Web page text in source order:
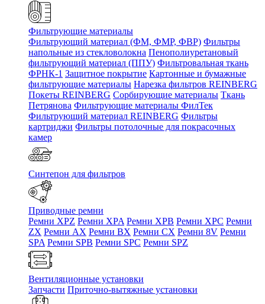
Фильтрующие материалы
Фильтрующий материал (ФМ, ФМР, ФВР) Фильтры
напольные из стекловолокна Пенополиуретановый
фильтрующий материал (ППУ) Фильтровальная ткань
ФРНК-1 Защитное покрытие Картонные и бумажные
фильтрующие материалы Нарезка фильтров REINBERG
Покеты REINBERG Сорбирующие материалы Ткань
Петрянова Фильтрующие материалы ФилТек
Фильтрующий материал REINBERG Фильтры
картриджи Фильтры потолочные для покрасочных
камер
Синтепон для фильтров
Приводные ремни
Ремни XPZ Ремни XPA Ремни XPB Ремни XPC Ремни
ZX Ремни AX Ремни BX Ремни CX Ремни 8V Ремни
SPA Ремни SPB Ремни SPC Ремни SPZ
Вентиляционные установки
Запчасти Приточно-вытяжные установки